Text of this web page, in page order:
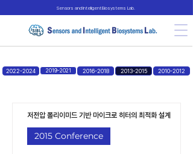
Sensors and Intelligent Biosystems Lab.
2022-2024 2019-2021 2016-2018 2013-2015 2010-2012
저전압 폴리이미드 기반 마이크로 히터의 최적화 설계
2015 Conference